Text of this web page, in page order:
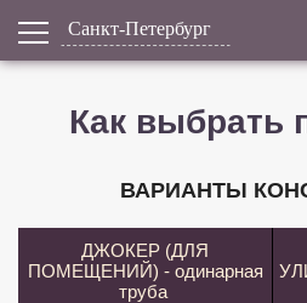
Санкт-Петербург
Как выбрать
ВАРИАНТЫ
ДЖОКЕР (ДЛЯ
ПОМЕЩЕНИЙ) - одинарная
труба